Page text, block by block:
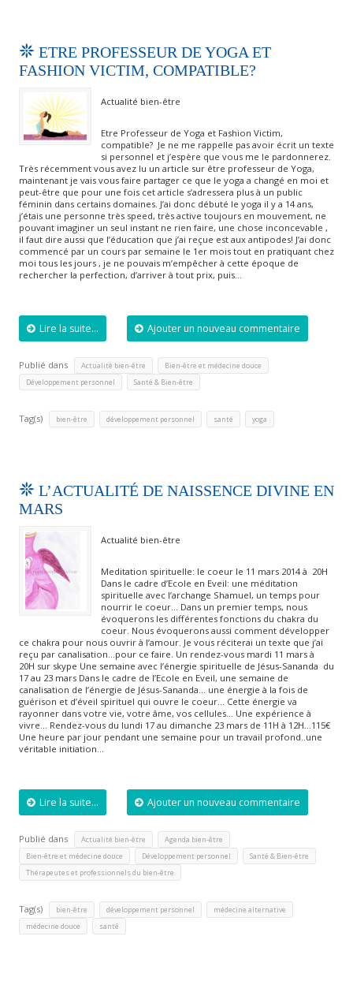
ETRE PROFESSEUR DE YOGA ET
FASHION VICTIM, COMPATIBLE?
Actualité bien-être
Etre Professeur de Yoga et Fashion Victim,
compatible? Je ne me rappelle pas avoir écrit un texte
si personnel et j’espère que vous me le pardonnerez.
Très récemment vous avez lu un article sur être professeur de Yoga,
maintenant je vais vous faire partager ce que le yoga a changé en moi et
peut-être que pour une fois cet article s’adressera plus à un public
féminin dans certains domaines. J’ai donc débuté le yoga il y a 14 ans,
j’étais une personne très speed, très active toujours en mouvement, ne
pouvant imaginer un seul instant ne rien faire, une chose inconcevable ,
il faut dire aussi que l’éducation que j’ai reçue est aux antipodes! J’ai donc
commencé par un cours par semaine le 1er mois tout en pratiquant chez
moi tous les jours , je ne pouvais m’empêcher à cette époque de
rechercher la perfection, d’arriver à tout prix, puis…
Lire la suite... Ajouter un nouveau commentaire
Publié dans Actualité bien-être Bien-être et médecine douce
Développement personnel Santé & Bien-être
Tag(s) bien-être développement personnel santé yoga
L’ACTUALITÉ DE NAISSENCE DIVINE EN
MARS
Actualité bien-être
Meditation spirituelle: le coeur le 11 mars 2014 à 20H
Dans le cadre d’Ecole en Eveil: une méditation
spirituelle avec l’archange Shamuel, un temps pour
nourrir le coeur… Dans un premier temps, nous
évoquerons les différentes fonctions du chakra du
coeur. Nous évoquerons aussi comment développer
ce chakra pour nous ouvrir à l’amour. Je vous réciterai un texte que j’ai
reçu par canalisation…pour ce faire. Un rendez-vous mardi 11 mars à
20H sur skype Une semaine avec l’énergie spirituelle de Jésus-Sananda du
17 au 23 mars Dans le cadre de l’Ecole en Eveil, une semaine de
canalisation de l’énergie de Jésus-Sananda… une énergie à la fois de
guérison et d’éveil spirituel qui ouvre le coeur… Cette énergie va
rayonner dans votre vie, votre âme, vos cellules… Une expérience à
vivre… Rendez-vous du lundi 17 au dimanche 23 mars de 11H à 12H…115€
Une heure par jour pendant une semaine pour un travail profond..une
véritable initiation…
Lire la suite... Ajouter un nouveau commentaire
Publié dans Actualité bien-être Agenda bien-être
Bien-être et médecine douce Développement personnel Santé & Bien-être
Thérapeutes et professionnels du bien-être
Tag(s) bien-être développement personnel médecine alternative
médecine douce santé